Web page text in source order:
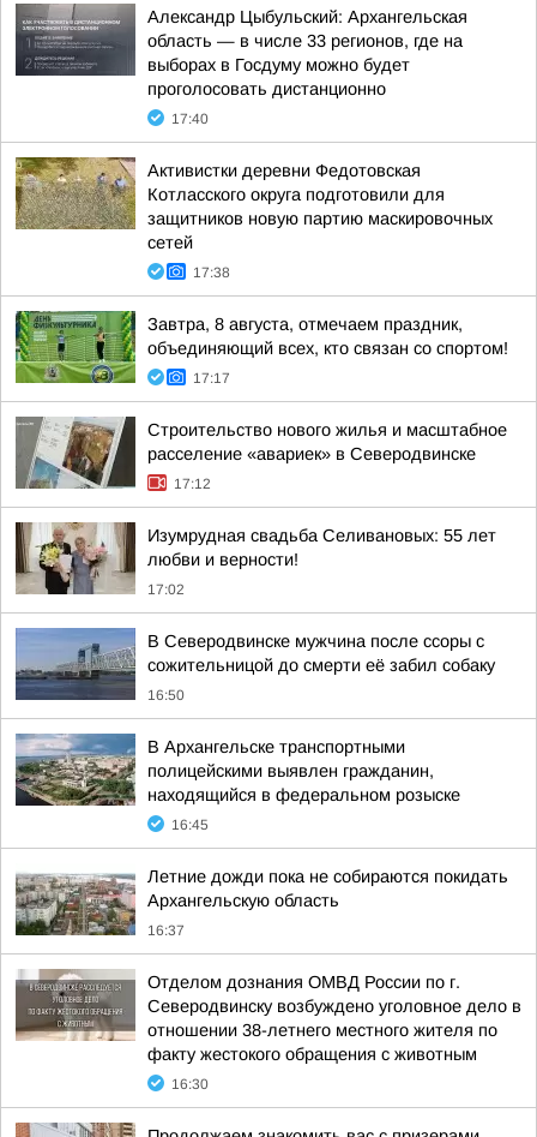
Александр Цыбульский: Архангельская
область — в числе 33 регионов, где на
выборах в Госдуму можно будет
проголосовать дистанционно
17:40
Активистки деревни Федотовская
Котласского округа подготовили для
защитников новую партию маскировочных
сетей
17:38
Завтра, 8 августа, отмечаем праздник,
объединяющий всех, кто связан со спортом!
17:17
Строительство нового жилья и масштабное
расселение «авариек» в Северодвинске
17:12
Изумрудная свадьба Селивановых: 55 лет
любви и верности!
17:02
В Северодвинске мужчина после ссоры с
сожительницой до смерти её забил собаку
16:50
В Архангельске транспортными
полицейскими выявлен гражданин,
находящийся в федеральном розыске
16:45
Летние дожди пока не собираются покидать
Архангельскую область
16:37
Отделом дознания ОМВД России по г.
Северодвинску возбуждено уголовное дело в
отношении 38-летнего местного жителя по
факту жестокого обращения с животным
16:30